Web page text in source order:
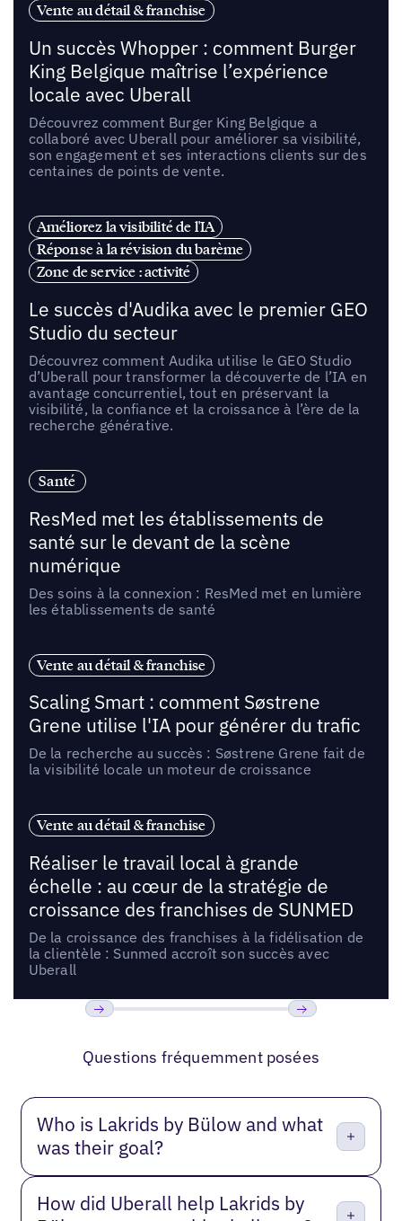
Vente au détail & franchise
Un succès Whopper : comment Burger
King Belgique maîtrise l’expérience
locale avec Uberall
Découvrez comment Burger King Belgique a
collaboré avec Uberall pour améliorer sa visibilité,
son engagement et ses interactions clients sur des
centaines de points de vente.
Améliorez la visibilité de l'IA
Réponse à la révision du barème
Zone de service : activité
Le succès d'Audika avec le premier GEO
Studio du secteur
Découvrez comment Audika utilise le GEO Studio
d’Uberall pour transformer la découverte de l’IA en
avantage concurrentiel, tout en préservant la
visibilité, la confiance et la croissance à l’ère de la
recherche générative.
Santé
ResMed met les établissements de
santé sur le devant de la scène
numérique
Des soins à la connexion : ResMed met en lumière
les établissements de santé
Vente au détail & franchise
Scaling Smart : comment Søstrene
Grene utilise l'IA pour générer du trafic
De la recherche au succès : Søstrene Grene fait de
la visibilité locale un moteur de croissance
Vente au détail & franchise
Réaliser le travail local à grande
échelle : au cœur de la stratégie de
croissance des franchises de SUNMED
De la croissance des franchises à la fidélisation de
la clientèle : Sunmed accroît son succès avec
Uberall
Questions fréquemment posées
Who is Lakrids by Bülow and what
was their goal?
How did Uberall help Lakrids by